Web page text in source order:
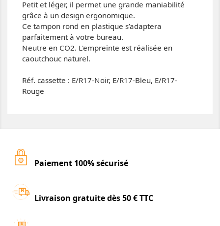
Petit et léger, il permet une grande maniabilité
grâce à un design ergonomique.
Ce tampon rond en plastique s’adaptera
parfaitement à votre bureau.
Neutre en CO2. L'empreinte est réalisée en
caoutchouc naturel.
Réf. cassette : E/R17-Noir, E/R17-Bleu, E/R17-
Rouge
Paiement 100% sécurisé
Livraison gratuite dès 50 € TTC